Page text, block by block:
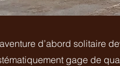
d’abord solitaire
gage de